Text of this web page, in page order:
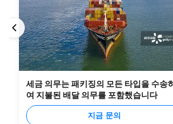
세금 의무는 패키징의 모든 타입을 수송
여 지불된 배달 의무를 포함했습니다
지금 문의